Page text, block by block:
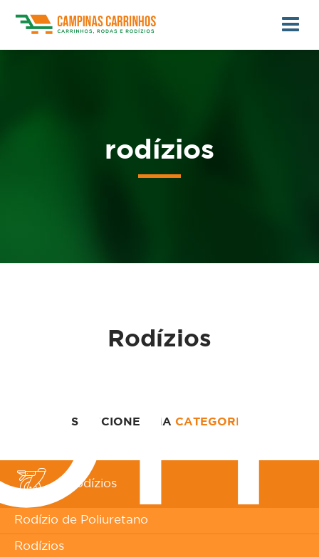
rodízios
Rodízios
SELECIONE UMA CATEGORIA
Rodízios
Rodízio de Poliuretano
Rodízios